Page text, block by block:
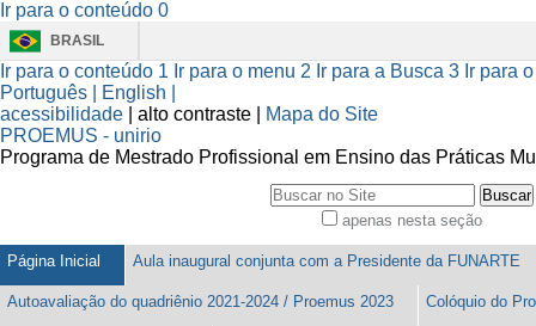
Ir para o conteúdo 0
BRASIL
Ir para o conteúdo 1 Ir para o menu 2 Ir para a Busca 3 Ir para
Português |
English |
acessibilidade
alto contraste |
Mapa do Site
PROEMUS - unirio
Programa de Mestrado Profissional em Ensino das Práticas
apenas nesta seção
Página Inicial Aula inaugural conjunta com a Presidente da FUNARTE
Autoavaliação do quadriênio 2021-2024 / Proemus 2023 Colóquio do